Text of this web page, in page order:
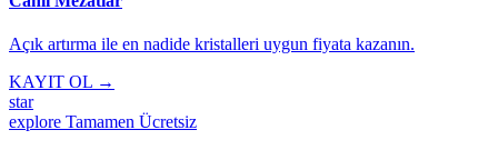
Açık artırma ile en nadide kristalleri uygun fiyata kazanın.
KAYIT OL →
star
explore Tamamen Ücretsiz